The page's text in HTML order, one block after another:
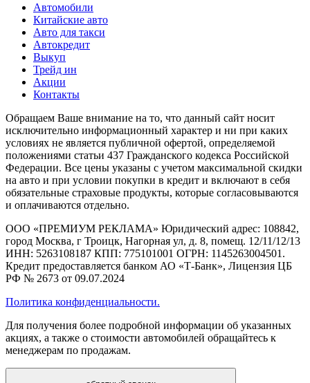
Автомобили
Китайские авто
Авто для такси
Автокредит
Выкуп
Трейд ин
Акции
Контакты
Обращаем Ваше внимание на то, что данный сайт носит
исключительно информационный характер и ни при каких
условиях не является публичной офертой, определяемой
положениями статьи 437 Гражданского кодекса Российской
Федерации. Все цены указаны с учетом максимальной скидки
на авто и при условии покупки в кредит и включают в себя
обязательные страховые продукты, которые согласовываются
и оплачиваются отдельно.
ООО «ПРЕМИУМ РЕКЛАМА» Юридический адрес: 108842,
город Москва, г Троицк, Нагорная ул, д. 8, помещ. 12/11/12/13
ИНН: 5263108187 КПП: 775101001 ОГРН: 1145263004501.
Кредит предоставляется банком АО «Т-Банк», Лицензия ЦБ
РФ № 2673 от 09.07.2024
Политика конфиденциальности.
Для получения более подробной информации об указанных
акциях, а также о стоимости автомобилей обращайтесь к
менеджерам по продажам.